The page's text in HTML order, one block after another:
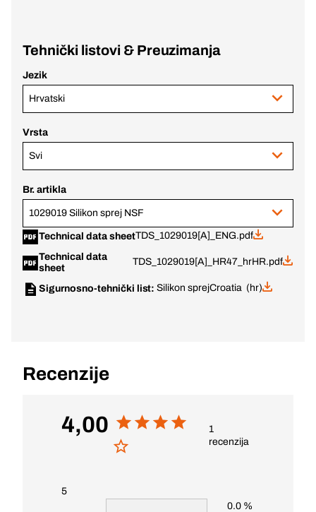
Tehnički listovi & Preuzimanja
Jezik
Hrvatski
Vrsta
Svi
Br. artikla
1029019 Silikon sprej NSF
Technical data sheetTDS_1029019[A]_ENG.pdf
Technical data
sheet
TDS_1029019[A]_HR47_hrHR.pdf
Sigurnosno-tehnički list:Silikon sprejCroatia (hr)
Recenzije
4,00
1
recenzija
5
0.0 %